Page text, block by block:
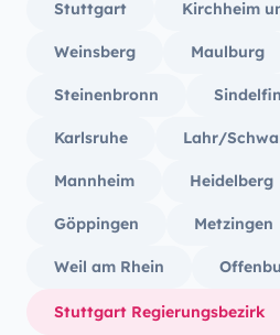
Stuttgart Kirchheim
Weinsberg Maulburg
Steinenbronn
Karlsruhe Lahr/
Mannheim Heidelberg
Göppingen Metzingen
Weil am Rhein
Stuttgart Regierungsbezirk